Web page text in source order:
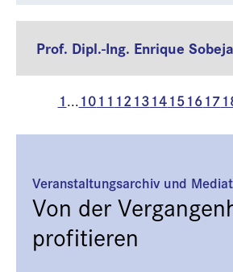
Prof. Dipl.-Ing. Enrique
1...1011 12 1314151617
Veranstaltungsarchiv und
Von der
profitieren